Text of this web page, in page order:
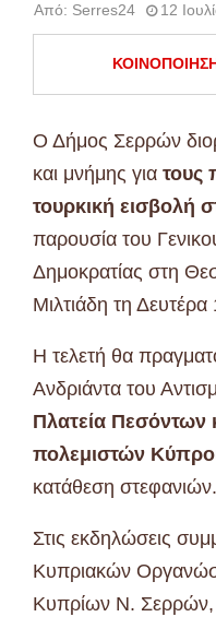
Από: Serres24 12
Ο Δήμος Σερρών
και μνήμης για τους
τουρκική εισβολή
παρουσία του
Δημοκρατίας στη
Μιλτιάδη τη
Η τελετή θα
Ανδριάντα του
Πλατεία Πεσόντων
πολεμιστών
κατάθεση στεφανιών.
Στις εκδηλώσεις
Κυπριακών
Κυπρίων Ν.